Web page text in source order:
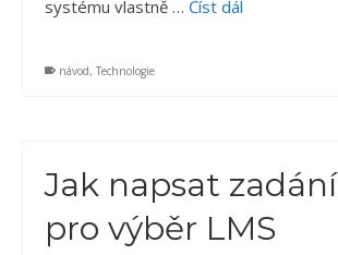
systému vlastně … Číst dál
návod, Technologie
Jak napsat zadání
pro výběr LMS